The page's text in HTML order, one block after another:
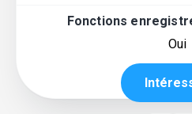
Fonctions
Oui